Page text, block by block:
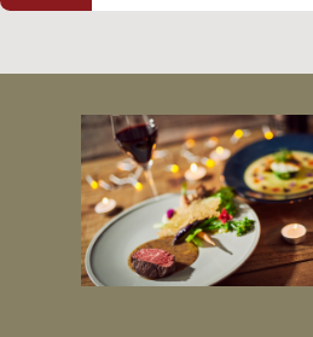
詳細を見る
詳細を見る